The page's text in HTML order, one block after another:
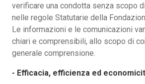
verificare una condotta senza scopo
nelle regole Statutarie della
Le informazioni e le comunicazioni
chiari e comprensibili, allo scopo di
generale comprensione.
- Efficacia, efficienza ed